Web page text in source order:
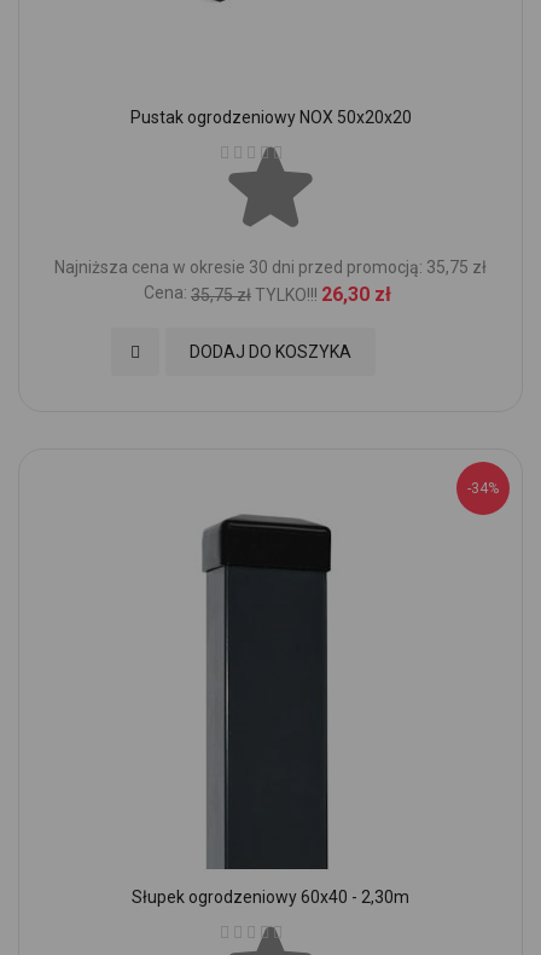
Pustak ogrodzeniowy NOX 50x20x20
Ocena:
Najniższa cena w okresie 30 dni przed promocją: 35,75 zł
Cena: 35,75 złTYLKO!!! 26,30 zł
DODAJ DO KOSZYKA
Dodaj do Ulubionych
-34%
Słupek ogrodzeniowy 60x40 - 2,30m
Ocena: